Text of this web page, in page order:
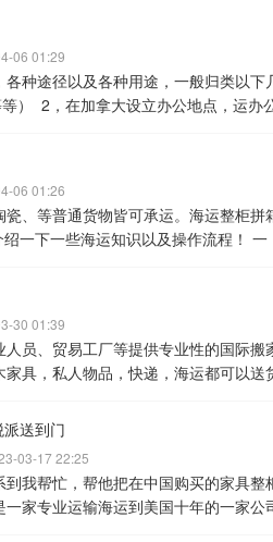
。
品，具体有哪些你可以向国际搬家公
干净，不要含有泥土在上面。 6、整
国到澳洲布里斯班的船期大约25天
安全起见，建议购买一份门到门保险。
的生活用品，比如床上用品，餐具，
如八成以上旧物品。更多专业资讯，
中小型货车，可以每天同时完成三个
需提供公司资料文件即可；
），一站到家（仓库）。
五：托运操
择好需要购买的货物，交代淘宝卖家
定下单，收货人填写我们公司跟您交
时间内的免费仓储，等待客户所有货
帮客户安排货物发运后续操作。
。 6、结算，在货物出仓后，会给客
口，清关完毕，提出货柜，拆柜/分
准的瓦楞纸箱，进行分类打包，并密
件家具进行包装，并在箱内添加减震
减震的珍珠棉，并使用干净，无虫蛀
上加装夹板的木架或者木箱。
品，利于目的港清关查货也便于收货
1. 沙发、床垫、钢琴、餐桌、藤椅、
自行车、滑板车、独轮车以及玩具等 4.
以上海运集装箱）
排发货。
及收货人的相关信息和货物清单资料
有拖车送至码头准备报关。 5. 报关。
规定收取税收，目的港安排人清关。
具，清理垃圾等服务需要事先告知，
到枫叶卡不久（五年之内的）。（2
具，收藏品，玩具，衣服，书籍，工
条件，那么基本可以当私人物品申
对移民搬家的客户非常宽松，很容易
和发霉。（如发现有树皮或发霉必须
们派送的同事会有一些关于货物派
客户能理解。 更多关于国际货运的
与收发人信息即可（商业或个人物品都
物品名、材质、包装件数、具体数量）
际搬家运输合同、所运贵重物品价值
具体情况提前咨询与办理委托运输事
签发运输单证等相关工作。
方800RMB（含目的港清关送货 30公
港清关，如需送货单票确认（30公
含目的港清关，不含送货（如需送货
目的港清关费、有限里程派送费、海
物少的，不足20立方米，货多建议走
墨尔本计算方式如下:2000RMB（首
包装或实木家具，需要加700RMB一
贵重、易碎、怕压货物,请做好运输包
运输物品: 化工品，食品，液体粉末，
制的物品。3.含木质商品必须做熏蒸
理不会对货物造成任何影响。 4.申请
周一到周五每天发货。
同事派送到门。
箱、打木架、免费仓储、代收、卸货、
海运到新加坡双清到门。 中国国内售
港、深圳盐田港、广州南沙港出口到
内售卖机海运到新加坡40尺高柜：内
要国内海运售卖机到新加坡联系递接：
06 01:29
种途径以及各种用途，一般归类以下
）
2，在加拿大设立办公地点，运办
两国海关的检查才能进出口。
白云区， 可操作从中国全国各地到加
内均可上门提货，我司跟国内物流有
购物平台购物卖家发货到我司仓库。
截五开的船。
得赔偿。 5，船只到目的港口的前三天
前一个星期。
6，货物到港安排清
用集装箱运输过去的，只是选择哪种
式。 二，海运价格
参考 广州到温哥华 首方2600 续方800
续方1200 以上报价是到目的港双
06 01:26
、等普通货物皆可承运。海运整柜
一下一些海运知识以及操作流程！ 一
=体积(CBM)/配重500KG
（到门）包含中国到新西兰目的港清关
费用
二、海运时效1、广州到奥克兰
约35天 三、门到门托运流程1、电话咨
是由客户跟我司协商，
般都是买单出口的，我司会安排报关，
名义）7、海关放行后，我司就能为客
四、货物托运到新西兰，进口申请免税
30 01:39
员、贸易工厂等提供专业性的国际搬
具，私人物品，快递，海运都可以送
务，派送都可以帮助收货人或客户解
输到新西兰的客户来说采用我们的门
一、我司提供的服务：
确认好之后再签收。 3、小件货物免费
仓库收货实时在线系统录入，每日更新
送到门
03-17 22:25
我帮忙，帮他把在中国购买的家具
家专业运输海运到美国十年的一家公